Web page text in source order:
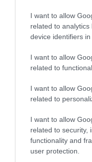
I want to allow
related to
device identifiers in
I want to allow
related to
I want to allow
related to
I want to allow
related to security,
functionality and
user protection.
INGATLAN
Így árazd be jól a